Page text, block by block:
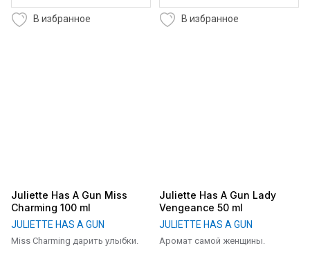
В избранное В избранное
Juliette Has A Gun Miss
Charming 100 ml
JULIETTE HAS A GUN
Miss Charming дарить улыбки.
Juliette Has A Gun Lady
Vengeance 50 ml
JULIETTE HAS A GUN
Аромат самой женщины.